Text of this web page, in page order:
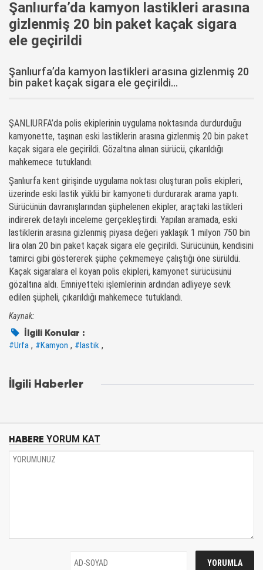
Şanlıurfa’da kamyon lastikleri arasına
gizlenmiş 20 bin paket kaçak sigara
ele geçirildi
Şanlıurfa’da kamyon lastikleri arasına gizlenmiş 20
bin paket kaçak sigara ele geçirildi...
ŞANLIURFA’da polis ekiplerinin uygulama noktasında durdurduğu
kamyonette, taşınan eski lastiklerin arasına gizlenmiş 20 bin paket
kaçak sigara ele geçirildi. Gözaltına alınan sürücü, çıkarıldığı
mahkemece tutuklandı.
Şanlıurfa kent girişinde uygulama noktası oluşturan polis ekipleri,
üzerinde eski lastik yüklü bir kamyoneti durdurarak arama yaptı.
Sürücünün davranışlarından şüphelenen ekipler, araçtaki lastikleri
indirerek detaylı inceleme gerçekleştirdi. Yapılan aramada, eski
lastiklerin arasına gizlenmiş piyasa değeri yaklaşık 1 milyon 750 bin
lira olan 20 bin paket kaçak sigara ele geçirildi. Sürücünün, kendisini
tamirci gibi göstererek şüphe çekmemeye çalıştığı öne sürüldü.
Kaçak sigaralara el koyan polis ekipleri, kamyonet sürücüsünü
gözaltına aldı. Emniyetteki işlemlerinin ardından adliyeye sevk
edilen şüpheli, çıkarıldığı mahkemece tutuklandı.
Kaynak:
İlgili Konular :
#Urfa , #Kamyon , #lastik ,
İlgili Haberler
HABERE YORUM KAT